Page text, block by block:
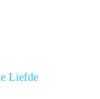
Liefde